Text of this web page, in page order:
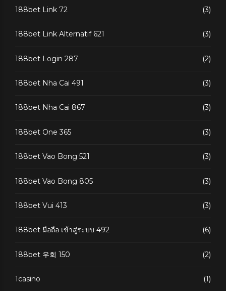
188bet Link 72 (3)
188bet Link Alternatif 621 (3)
188bet Login 287 (2)
188bet Nha Cai 491 (3)
188bet Nha Cai 867 (3)
188bet One 365 (3)
188bet Vao Bong 521 (3)
188bet Vao Bong 805 (3)
188bet Vui 413 (3)
188bet มือถือ เข้าสู่ระบบ 492 (6)
188bet 우회 150 (2)
1casino (1)